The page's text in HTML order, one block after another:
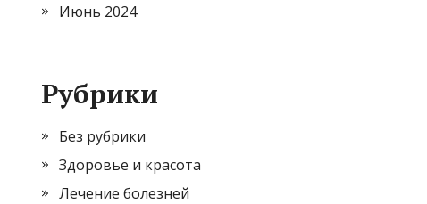
Июнь 2024
Рубрики
Без рубрики
Здоровье и красота
Лечение болезней